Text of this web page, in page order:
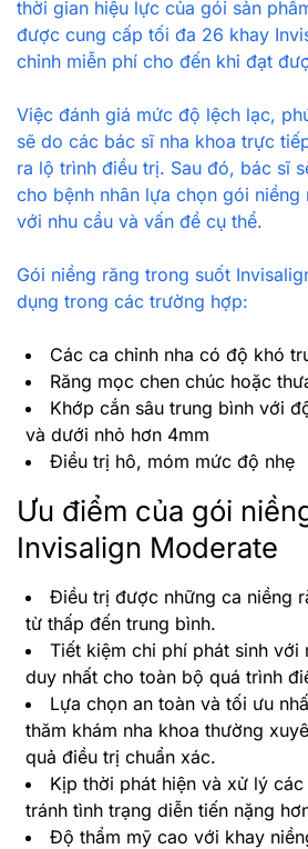
thời gian hiệu lực của gói sản
được cung cấp tối đa 26 khay
chỉnh miễn phí cho đến khi đạt
Việc đánh giá mức độ lệch lạc,
sẽ do các bác sĩ nha khoa trực
ra lộ trình điều trị. Sau đó, bác sĩ
cho bệnh nhân lựa chọn gói niềng
với nhu cầu và vấn đề cụ thể.
Gói niềng răng trong suốt
dụng trong các trường hợp:
Các ca chỉnh nha có độ khó
Răng mọc chen chúc hoặc
Khớp cắn sâu trung bình với
và dưới nhỏ hơn 4mm
Điều trị hô, móm mức độ nhẹ
Ưu điểm của gói
Invisalign Moderate
Điều trị được những ca niềng
từ thấp đến trung bình.
Tiết kiệm chi phí phát sinh với
duy nhất cho toàn bộ quá trình
Lựa chọn an toàn và tối ưu
thăm khám nha khoa thường
quả điều trị chuẩn xác.
Kịp thời phát hiện và xử lý
tránh tình trạng diễn tiến nặng
Độ thẩm mỹ cao với khay